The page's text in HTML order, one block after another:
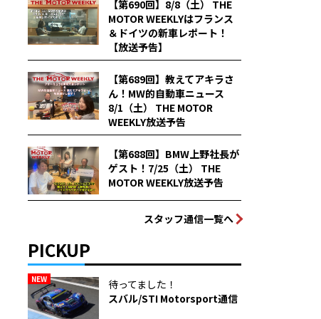
【第690回】8/8（土） THE
MOTOR WEEKLYはフランス
＆ドイツの新車レポート！
【放送予告】
【第689回】教えてアキラさ
ん！MW的自動車ニュース
8/1（土） THE MOTOR
WEEKLY放送予告
【第688回】BMW上野社長が
ゲスト！7/25（土） THE
MOTOR WEEKLY放送予告
スタッフ通信一覧へ
PICKUP
NEW
待ってました！
スバル/STI Motorsport通信